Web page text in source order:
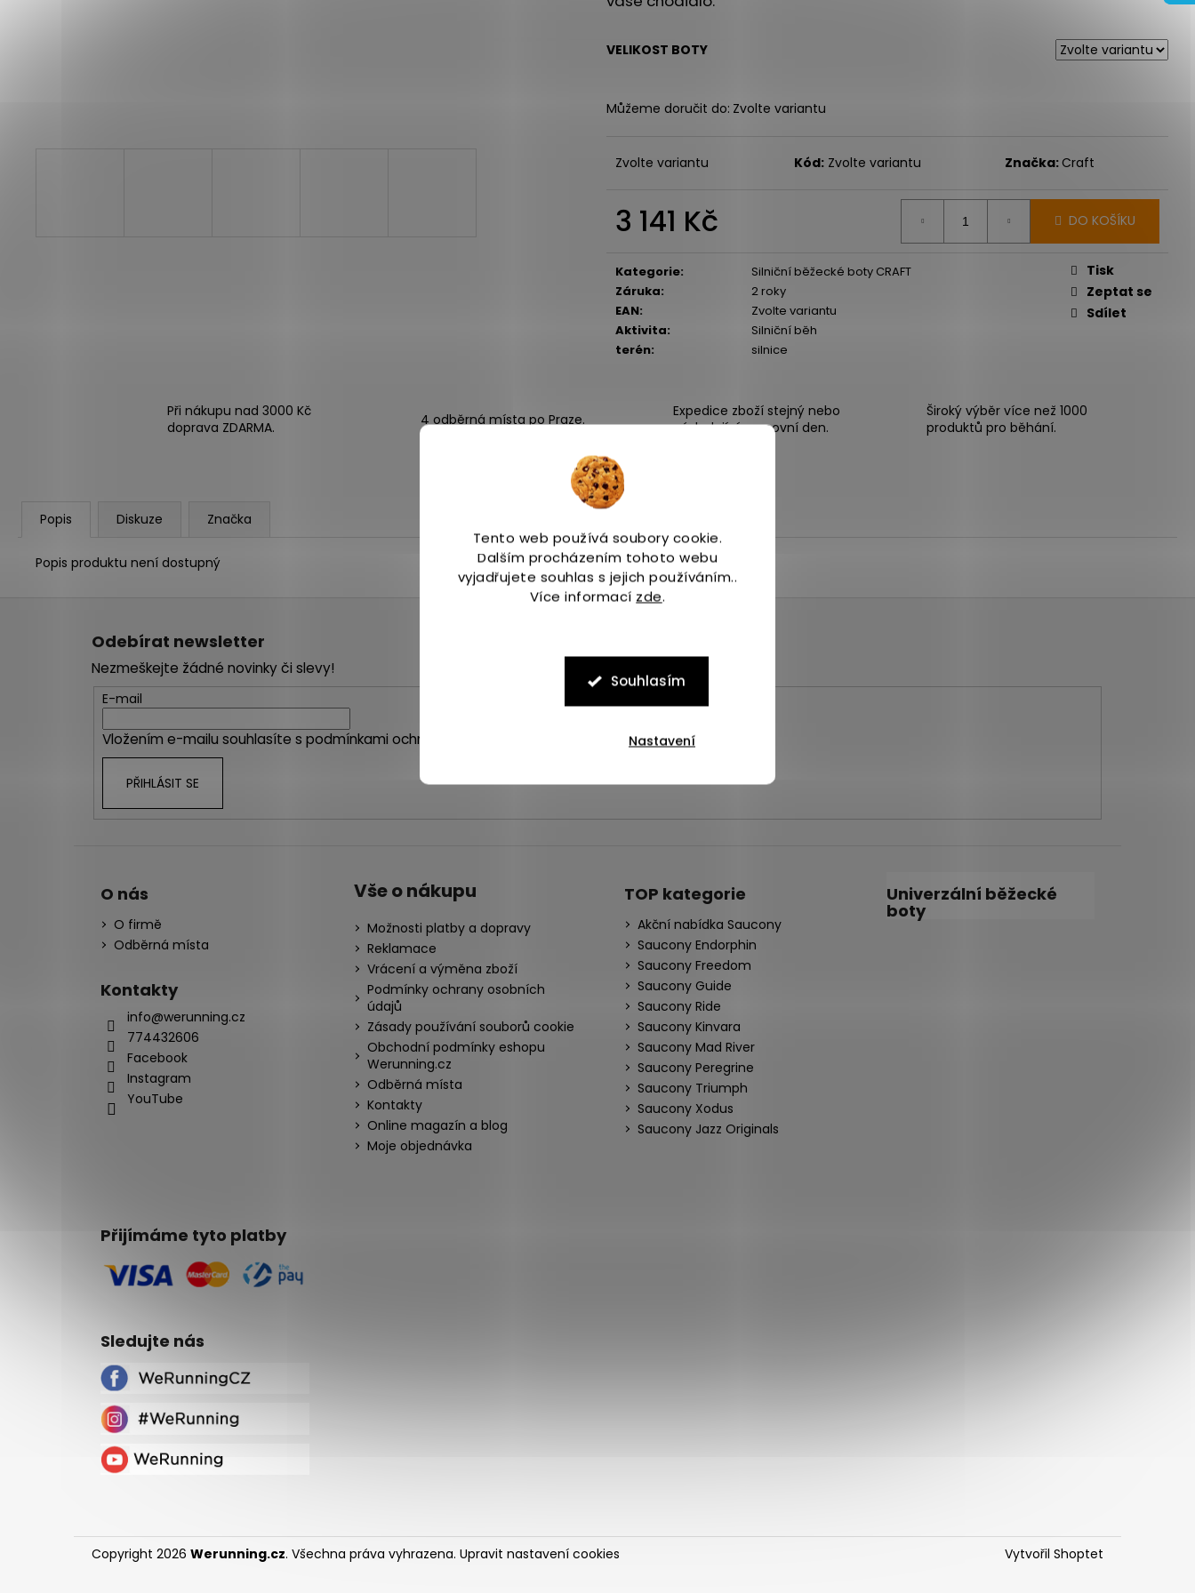
Tento web používá soubory cookie.
Dalším procházením tohoto webu
vyjadřujete souhlas s jejich používáním..
Více informací zde.
Souhlasím
Nastavení
VELIKOST BOTY
Můžeme doručit do: Zvolte variantu
Zvolte variantu Kód: Zvolte variantu Značka: Craft
3 141 Kč DO KOŠÍKU
Kategorie:
Silniční běžecké boty CRAFT
Záruka:
2 roky
EAN:
Zvolte variantu
Aktivita:
Silniční běh
terén: silnice
Tisk
Zeptat se
Sdílet
Při nákupu nad 3000 Kč
doprava ZDARMA.
4 odběrná místa po Praze.
Expedice zboží stejný nebo
následující pracovní den.
Široký výběr více než 1000
produktů pro běhání.
Popis Diskuze Značka
Popis produktu není dostupný
BOTY CRAFT CTM ULTRA TRAIL - ŠEDÁ
SAUCONY XODUS ULTRA 3 BLACK/DUSK
Původně:
Odebírat newsletter
Nezmeškejte žádné novinky či slevy!
E-mail
Vložením e-mailu souhlasíte s podmínkami ochrany osobních údajů
PŘIHLÁSIT SE
O nás
O firmě
Odběrná místa
Kontakty
info@werunning.cz
774432606
Facebook
Instagram
YouTube
Vše o nákupu
Možnosti platby a dopravy
Reklamace
Vrácení a výměna zboží
Podmínky ochrany osobních
údajů
Zásady používání souborů cookie
Obchodní podmínky eshopu
Werunning.cz
Odběrná místa
Kontakty
Online magazín a blog
Moje objednávka
TOP kategorie
Akční nabídka Saucony
Saucony Endorphin
Saucony Freedom
Saucony Guide
Saucony Ride
Saucony Kinvara
Saucony Mad River
Saucony Peregrine
Saucony Triumph
Saucony Xodus
Saucony Jazz Originals
Univerzální běžecké
boty
Přijímáme tyto platby
Sledujte nás
Vytvořil Shoptet
Copyright 2026 Werunning.cz. Všechna práva vyhrazena. Upravit nastavení cookies